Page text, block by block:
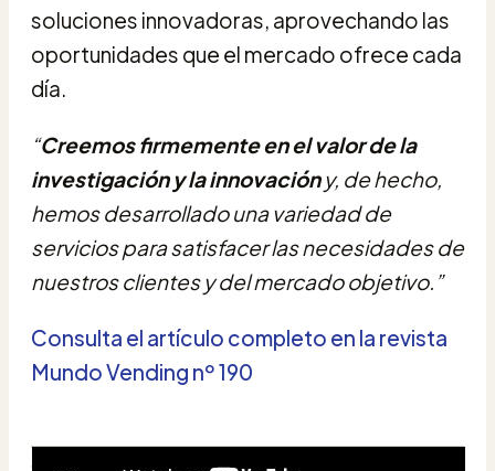
soluciones innovadoras, aprovechando las
oportunidades que el mercado ofrece cada
día.
“Creemos firmemente en el valor de la
investigación y la innovacióny, de hecho,
hemos desarrollado una variedad de
servicios para satisfacer las necesidades de
nuestros clientes y del mercado objetivo.”
Consulta el artículo completo en la revista
Mundo Vending nº 190